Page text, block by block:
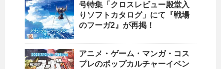
号特集「クロスレビュー殿堂入
りソフトカタログ」にて『戦場
のフーガ2』が再掲！
アニメ・ゲーム・マンガ・コス
プレのポップカルチャーイベン